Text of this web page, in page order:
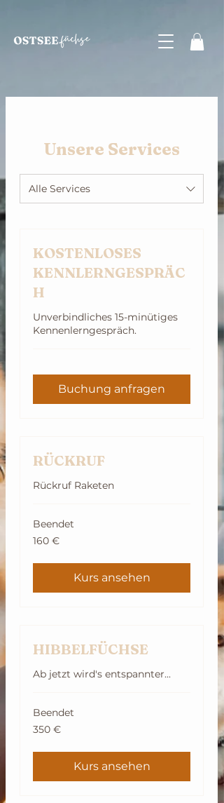
Unsere Services
Alle Services
KOSTENLOSES
KENNLERNGESPRÄC
H
Unverbindliches 15-minütiges
Kennenlerngespräch.
Buchung anfragen
RÜCKRUF
Rückruf Raketen
Beendet
160
Euro
160 €
Kurs ansehen
HIBBELFÜCHSE
Ab jetzt wird's entspannter...
Beendet
350
Euro
350 €
Kurs ansehen